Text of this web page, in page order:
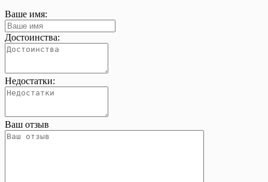
Ваше имя:
Достоинства:
Недостатки:
Ваш отзыв